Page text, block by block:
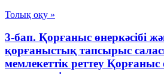
Толық оқу »
3-бап. Қорғаныс өнеркәсібі
қорғаныстық тапсырыс
мемлекеттік реттеу Қорғаныс